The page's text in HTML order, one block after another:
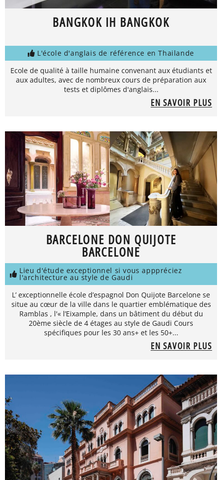
BANGKOK IH BANGKOK
L'école d'anglais de référence en Thailande
Ecole de qualité à taille humaine convenant aux étudiants et
aux adultes, avec de nombreux cours de préparation aux
tests et diplômes d'anglais...
EN SAVOIR PLUS
BARCELONE DON QUIJOTE
BARCELONE
Lieu d'étude exceptionnel si vous apppréciez
l'architecture au style de Gaudi
L’ exceptionnelle école d’espagnol Don Quijote Barcelone se
situe au cœur de la ville dans le quartier emblématique des
Ramblas , l'« l’Eixample, dans un bâtiment du début du
20ème siècle de 4 étages au style de Gaudi Cours
spécifiques pour les 30 ans+ et les 50+...
EN SAVOIR PLUS